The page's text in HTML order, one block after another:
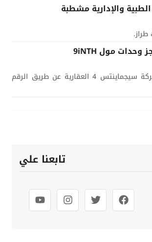
والإدارية مشطبة
كيف يكمن حجز وحدات مول 9iNTH
بالتواصل مع شركة سيجماينتس 4 العقارية عن طريق الرقم
تابعنا علي